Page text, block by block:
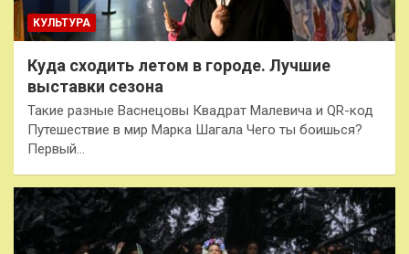
КУЛЬТУРА
Куда сходить летом в городе. Лучшие
выставки сезона
Такие разные Васнецовы Квадрат Малевича и QR-код
Путешествие в мир Марка Шагала Чего ты боишься?
Первый…